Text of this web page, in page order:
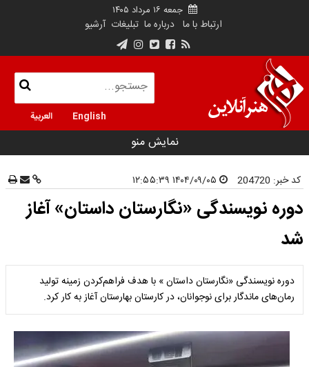
جمعه ۱۶ مرداد ۱۴۰۵
ارتباط با ما درباره ما تبلیغات آرشیو
English العربية
نمایش منو
کد خبر: 204720
دوره نویسندگی «نگارستان داستان» آغاز
شد
دوره نویسندگی «نگارستان داستان » با هدف فراهم‌کردن زمینه تولید
رمان‌های ماندگار برای نوجوانان، در کارستان بهارستان آغاز به کار کرد.